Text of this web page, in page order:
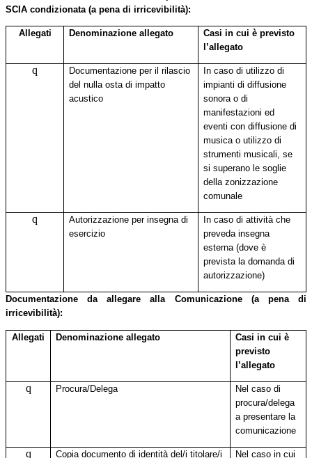
SCIA condizionata (a pena di irricevibilità):
Allegati Denominazione allegato
Casi in cui è previsto
l’allegato
q
Documentazione per il rilascio
del nulla osta di impatto
acustico
In caso di utilizzo di
impianti di diffusione
sonora o di
manifestazioni ed
eventi con diffusione di
musica o utilizzo di
strumenti musicali, se
si superano le soglie
della zonizzazione
comunale
q
Autorizzazione per insegna di
esercizio
In caso di attività che
preveda insegna
esterna (dove è
prevista la domanda di
autorizzazione)
Documentazione da allegare alla Comunicazione (a pena di
irricevibilità):
Allegati Denominazione allegato
Casi in cui è
previsto
l’allegato
q Procura/Delega
Nel caso di
procura/delega
a presentare la
comunicazione
q Copia documento di identità del/i titolare/i Nel caso in cui